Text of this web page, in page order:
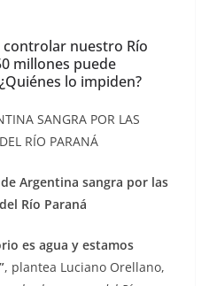
nuestro Río
millones puede
lo impiden?
Argentina sangra por las
Río Paraná
es agua y estamos
, plantea Luciano Orellano,